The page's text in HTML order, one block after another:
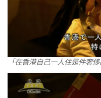
「在香港自己一人住是件奢